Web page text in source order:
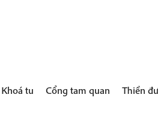
Khoá tu Cổng tam quan Thiền